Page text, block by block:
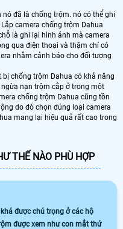
đã là chống trộm. nó có thể ghi
camera chống trộm Dahua
là ghi lại hình ảnh mà camera
qua điện thoại và thậm chí có
nhằm cảnh báo cho đối tượng
chống trộm Dahua có khả năng
nạn trộm cắp ở trong một
chống trộm Dahua cũng tồn
do đó chọn đúng loại camera
mang lại hiệu quả rất cao trong
THẾ NÀO PHÙ HỢP
được chú trọng ở các hộ
được xem như con mắt thứ